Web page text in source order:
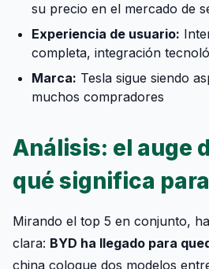
su precio en el mercado de
Experiencia de usuario:
completa, integración
Marca: Tesla sigue siendo
muchos compradores
Análisis: el auge
qué significa
Mirando el top 5 en conjunto,
clara: BYD ha llegado para
china coloque dos modelos